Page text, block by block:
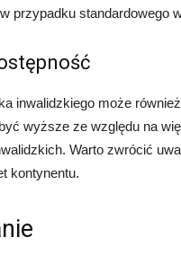
przypadku standardowego
inwalidzkiego może
wyższe ze względu na
Warto zwrócić
kontynentu.